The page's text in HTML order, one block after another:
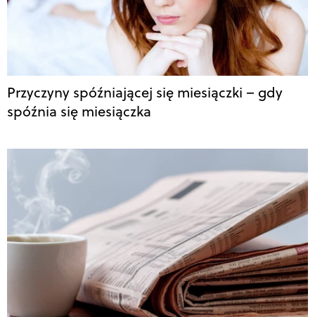
Przyczyny spóźniającej się miesiączki – gdy
spóźnia się miesiączka